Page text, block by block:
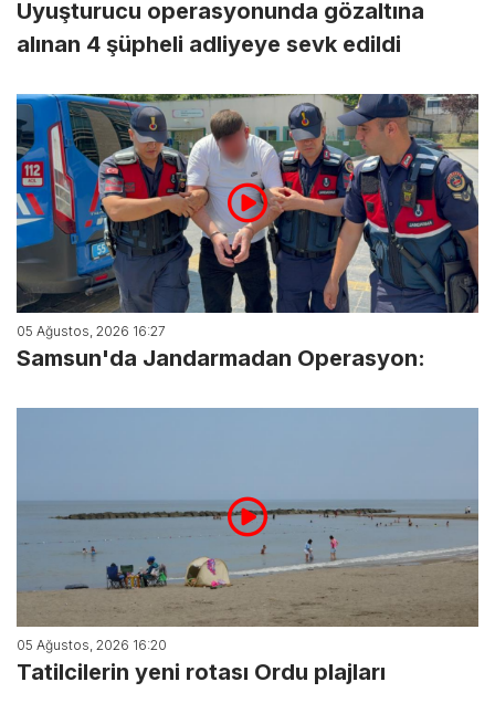
Uyuşturucu operasyonunda gözaltına
alınan 4 şüpheli adliyeye sevk edildi
05 Ağustos, 2026 16:27
Samsun'da Jandarmadan Operasyon:
05 Ağustos, 2026 16:20
Tatilcilerin yeni rotası Ordu plajları